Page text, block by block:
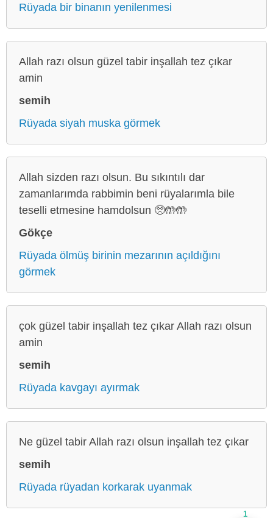
Rüyada bir binanın yenilenmesi
Allah razı olsun güzel tabir inşallah tez çıkar
amin
semih
Rüyada siyah muska görmek
Allah sizden razı olsun. Bu sıkıntılı dar
zamanlarımda rabbimin beni rüyalarımla bile
teselli etmesine hamdolsun 🥺🤲🤲
Gökçe
Rüyada ölmüş birinin mezarının açıldığını
görmek
çok güzel tabir inşallah tez çıkar Allah razı olsun
amin
semih
Rüyada kavgayı ayırmak
Ne güzel tabir Allah razı olsun inşallah tez çıkar
semih
Rüyada rüyadan korkarak uyanmak
1